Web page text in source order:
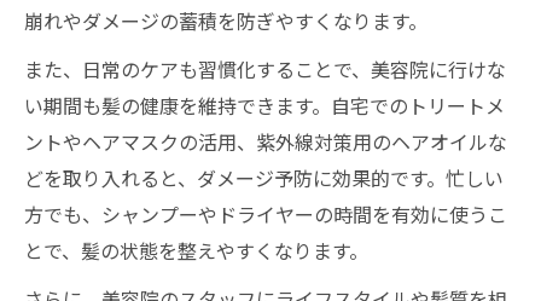
崩れやダメージの蓄積を防ぎやすくなります。
また、日常のケアも習慣化することで、美容院に行けな
い期間も髪の健康を維持できます。自宅でのトリートメ
ントやヘアマスクの活用、紫外線対策用のヘアオイルな
どを取り入れると、ダメージ予防に効果的です。忙しい
方でも、シャンプーやドライヤーの時間を有効に使うこ
とで、髪の状態を整えやすくなります。